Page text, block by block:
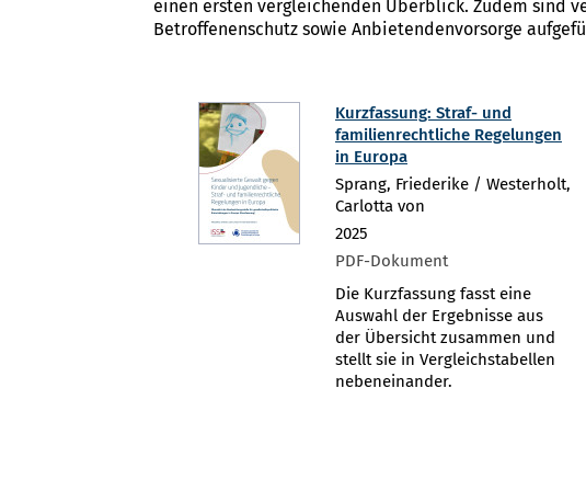
einen ersten vergleichenden Überblick. Zudem sind
Betroffenenschutz sowie Anbietendenvorsorge
Kurzfassung: Straf- und
familienrechtliche Regelungen
in Europa
Sprang, Friederike / Westerholt,
Carlotta von
2025
PDF-Dokument
Die Kurzfassung fasst eine
Auswahl der Ergebnisse aus
der Übersicht zusammen und
stellt sie in Vergleichstabellen
nebeneinander.